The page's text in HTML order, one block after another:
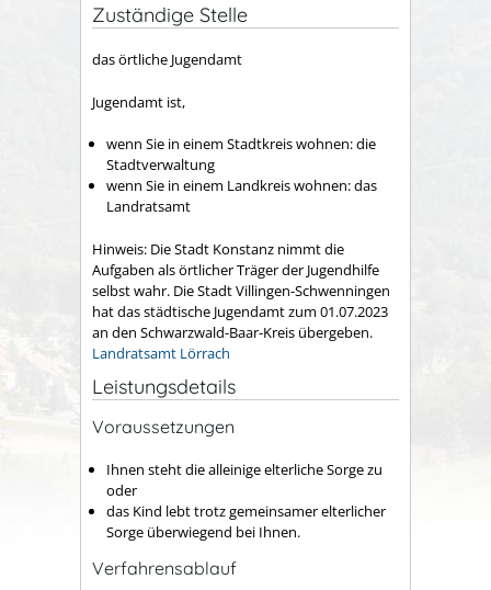
Zuständige Stelle
das örtliche Jugendamt
Jugendamt ist,
wenn Sie in einem Stadtkreis wohnen: die
Stadtverwaltung
wenn Sie in einem Landkreis wohnen: das
Landratsamt
Hinweis: Die Stadt Konstanz nimmt die
Aufgaben als örtlicher Träger der Jugendhilfe
selbst wahr. Die Stadt Villingen-Schwenningen
hat das städtische Jugendamt zum 01.07.2023
an den Schwarzwald-Baar-Kreis übergeben.
Landratsamt Lörrach
Leistungsdetails
Voraussetzungen
Ihnen steht die alleinige elterliche Sorge zu
oder
das Kind lebt trotz gemeinsamer elterlicher
Sorge überwiegend bei Ihnen.
Verfahrensablauf